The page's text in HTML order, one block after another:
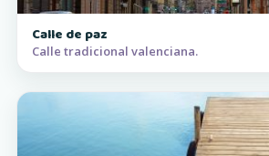
Calle de paz
Calle tradicional valenciana.